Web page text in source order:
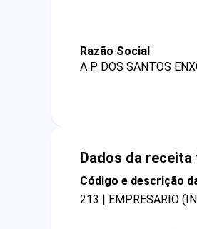
Razão Social
A P DOS SANTOS
Dados da
Código e descrição
213 | EMPRESARIO